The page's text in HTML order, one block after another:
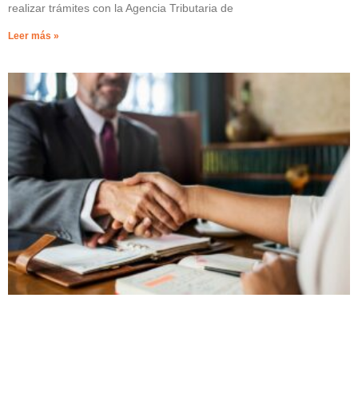
realizar trámites con la Agencia Tributaria de
Leer más »